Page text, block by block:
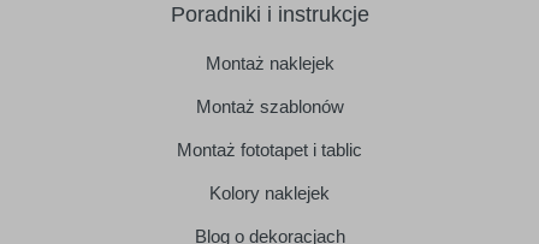
Poradniki i instrukcje
Montaż naklejek
Montaż szablonów
Montaż fototapet i tablic
Kolory naklejek
Blog o dekoracjach